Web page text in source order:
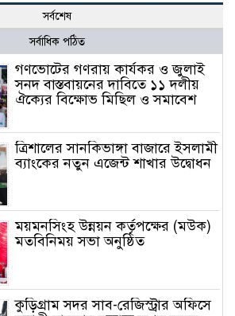
সর্বশেষ
সর্বাধিক পঠিত
গণভোটের গণরায় কার্যকর ও জুলাই
সনদ বাস্তবায়নের দাবিতে ১১ দলীয়
ঐক্যের বিক্ষোভ মিছিল ও সমাবেশ
ত্রিশালের সানকিভাঙ্গা বাজারে ইসলামী
ব্যাংকের নতুন এজেন্ট শাখার উদ্বোধন
ময়মনসিংহ উন্নয়ন কর্তৃপক্ষের (মউক)
মতবিনিময় সভা অনুষ্ঠিত
কুড়িগ্রাম সদর সাব-রেজিস্ট্রার অফিসে